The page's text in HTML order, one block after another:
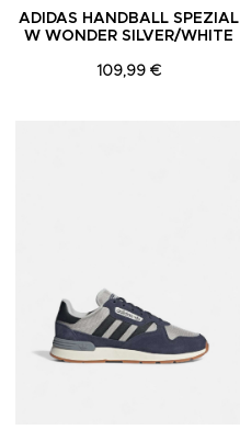
ADIDAS HANDBALL SPEZIAL
W WONDER SILVER/WHITE
109,99 €